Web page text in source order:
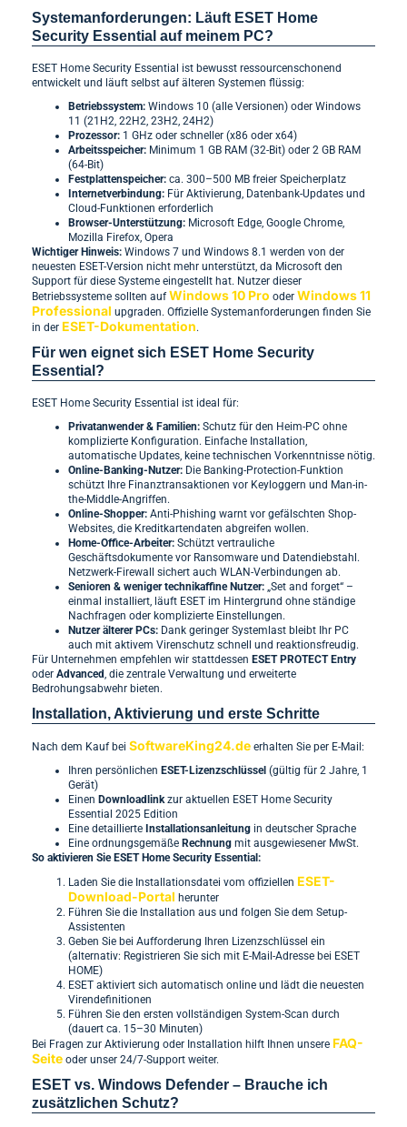
Systemanforderungen: Läuft ESET Home
Security Essential auf meinem PC?
ESET Home Security Essential ist bewusst ressourcenschonend
entwickelt und läuft selbst auf älteren Systemen flüssig:
Betriebssystem: Windows 10 (alle Versionen) oder Windows
11 (21H2, 22H2, 23H2, 24H2)
Prozessor: 1 GHz oder schneller (x86 oder x64)
Arbeitsspeicher: Minimum 1 GB RAM (32-Bit) oder 2 GB RAM
(64-Bit)
Festplattenspeicher: ca. 300–500 MB freier Speicherplatz
Internetverbindung: Für Aktivierung, Datenbank-Updates und
Cloud-Funktionen erforderlich
Browser-Unterstützung: Microsoft Edge, Google Chrome,
Mozilla Firefox, Opera
Wichtiger Hinweis: Windows 7 und Windows 8.1 werden von der
neuesten ESET-Version nicht mehr unterstützt, da Microsoft den
Support für diese Systeme eingestellt hat. Nutzer dieser
Betriebssysteme sollten aufWindows 10 Pro oder Windows 11
Professional upgraden. Offizielle Systemanforderungen finden Sie
in der ESET-Dokumentation.
Für wen eignet sich ESET Home Security
Essential?
ESET Home Security Essential ist ideal für:
Privatanwender & Familien: Schutz für den Heim-PC ohne
komplizierte Konfiguration. Einfache Installation,
automatische Updates, keine technischen Vorkenntnisse nötig.
Online-Banking-Nutzer: Die Banking-Protection-Funktion
schützt Ihre Finanztransaktionen vor Keyloggern und Man-in-
the-Middle-Angriffen.
Online-Shopper: Anti-Phishing warnt vor gefälschten Shop-
Websites, die Kreditkartendaten abgreifen wollen.
Home-Office-Arbeiter: Schützt vertrauliche
Geschäftsdokumente vor Ransomware und Datendiebstahl.
Netzwerk-Firewall sichert auch WLAN-Verbindungen ab.
Senioren & weniger technikaffine Nutzer: „Set and forget“ –
einmal installiert, läuft ESET im Hintergrund ohne ständige
Nachfragen oder komplizierte Einstellungen.
Nutzer älterer PCs: Dank geringer Systemlast bleibt Ihr PC
auch mit aktivem Virenschutz schnell und reaktionsfreudig.
Für Unternehmen empfehlen wir stattdessen ESET PROTECT Entry
oder Advanced, die zentrale Verwaltung und erweiterte
Bedrohungsabwehr bieten.
Installation, Aktivierung und erste Schritte
Nach dem Kauf bei SoftwareKing24.de erhalten Sie per E-Mail:
Ihren persönlichen ESET-Lizenzschlüssel (gültig für 2 Jahre, 1
Gerät)
Einen Downloadlinkzur aktuellen ESET Home Security
Essential 2025 Edition
Eine detaillierte Installationsanleitung in deutscher Sprache
Eine ordnungsgemäße Rechnung mit ausgewiesener MwSt.
So aktivieren Sie ESET Home Security Essential:
Laden Sie die Installationsdatei vom offiziellen ESET-
Download-Portal herunter
Führen Sie die Installation aus und folgen Sie dem Setup-
Assistenten
Geben Sie bei Aufforderung Ihren Lizenzschlüssel ein
(alternativ: Registrieren Sie sich mit E-Mail-Adresse bei ESET
HOME)
ESET aktiviert sich automatisch online und lädt die neuesten
Virendefinitionen
Führen Sie den ersten vollständigen System-Scan durch
(dauert ca. 15–30 Minuten)
Bei Fragen zur Aktivierung oder Installation hilft Ihnen unsere FAQ-
Seite oder unser 24/7-Support weiter.
ESET vs. Windows Defender – Brauche ich
zusätzlichen Schutz?